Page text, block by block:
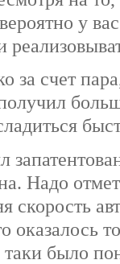
у
за счет
Надо
скорость
оказалось
таки было